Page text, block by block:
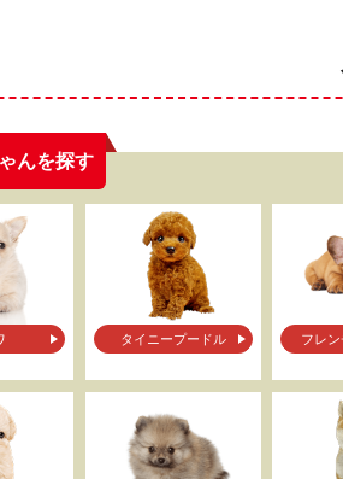
んを探す
タイニープードル フレ